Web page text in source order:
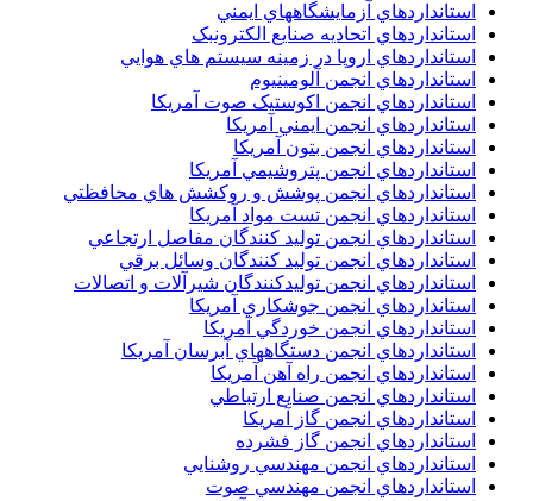
استانداردهاي آزمايشگاههاي ايمني
استانداردهاي اتحاديه صنايع الکترونبک
استانداردهاي اروپا در زمينه سيستم هاي هوايي
استانداردهاي انجمن آلومينيوم
استانداردهاي انجمن اکوستيک صوت آمريکا
استانداردهاي انجمن ايمني آمريکا
استانداردهاي انجمن بتون آمريکا
استانداردهاي انجمن پتروشيمي آمريکا
استانداردهاي انجمن پوشش و روکشش هاي محافظتي
استانداردهاي انجمن تست مواد آمريکا
استانداردهاي انجمن توليد کنندگان مفاصل ارتجاعي
استانداردهاي انجمن توليد کنندگان وسائل برقي
استانداردهاي انجمن توليدکنندگان شيرآلات و اتصالات
استانداردهاي انجمن جوشکاري آمريکا
استانداردهاي انجمن خوردگي آمريکا
استانداردهاي انجمن دستگاههاي آبرسان آمريکا
استانداردهاي انجمن راه آهن آمريکا
استانداردهاي انجمن صنايع ارتباطي
استانداردهاي انجمن گاز آمريکا
استانداردهاي انجمن گاز فشرده
استانداردهاي انجمن مهندسي روشنايي
استانداردهاي انجمن مهندسي صوت